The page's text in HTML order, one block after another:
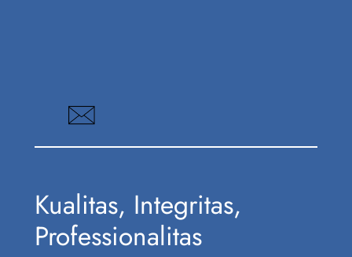
Kualitas, Integritas,
Professionalitas